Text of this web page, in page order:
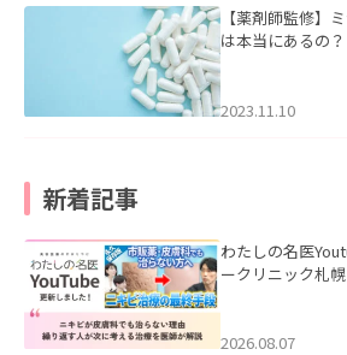
【薬剤師監修】
は本当にあるの？
2023.11.10
新着記事
わたしの名医
ークリニック札
ました。
2026.08.07